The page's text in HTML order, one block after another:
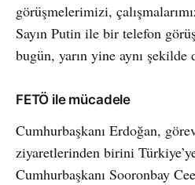
görüşmelerimizi,
Sayın Putin ile bir telefon
bugün, yarın yine aynı şekilde
FETÖ ile mücadele
Cumhurbaşkanı Erdoğan,
ziyaretlerinden birini
Cumhurbaşkanı Sooronbay